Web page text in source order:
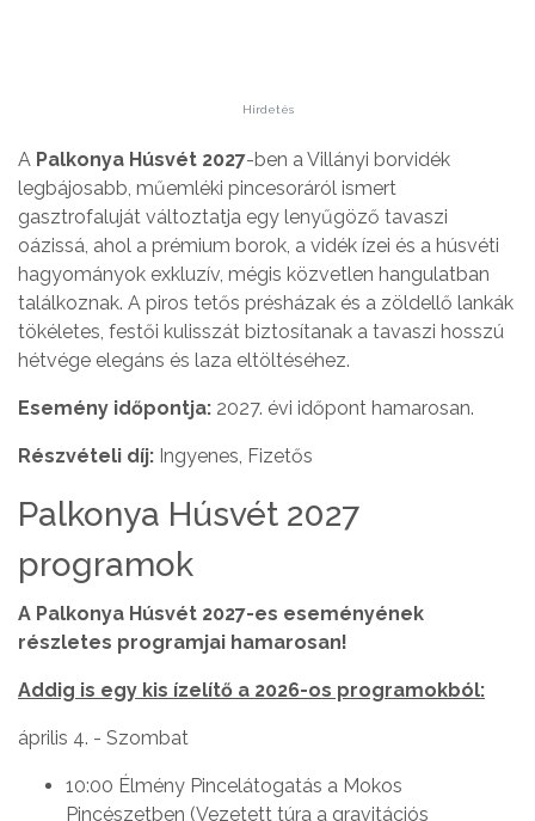
Hirdetés
A Palkonya Húsvét 2027-ben a Villányi borvidék
legbájosabb, műemléki pincesoráról ismert
gasztrofaluját változtatja egy lenyűgöző tavaszi
oázissá, ahol a prémium borok, a vidék ízei és a húsvéti
hagyományok exkluzív, mégis közvetlen hangulatban
találkoznak. A piros tetős présházak és a zöldellő lankák
tökéletes, festői kulisszát biztosítanak a tavaszi hosszú
hétvége elegáns és laza eltöltéséhez.
Esemény időpontja: 2027. évi időpont hamarosan.
Részvételi díj: Ingyenes, Fizetős
Palkonya Húsvét 2027
programok
A Palkonya Húsvét 2027-es eseményének
részletes programjai hamarosan!
Addig is egy kis ízelítő a 2026-os programokból:
április 4. - Szombat
10:00 Élmény Pincelátogatás a Mokos
Pincészetben (Vezetett túra a gravitációs